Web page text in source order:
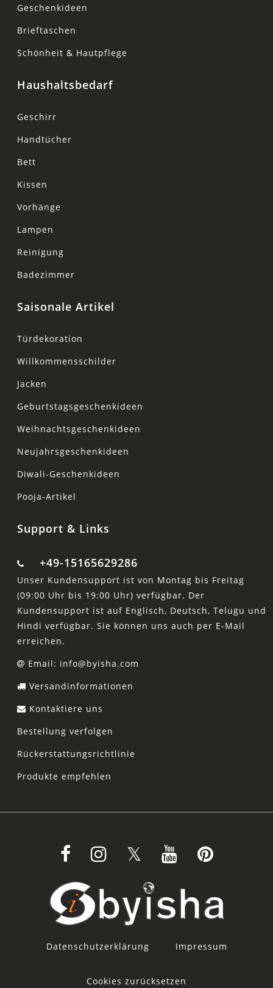
Geschenkideen
Brieftaschen
Schönheit & Hautpflege
Haushaltsbedarf
Geschirr
Handtücher
Bett
Kissen
Vorhänge
Lampen
Reinigung
Badezimmer
Saisonale Artikel
Türdekoration
Willkommensschilder
Jacken
Geburtstagsgeschenkideen
Weihnachtsgeschenkideen
Neujahrsgeschenkideen
Diwali-Geschenkideen
Pooja-Artikel
Support & Links
+49-15165629286
Unser Kundensupport ist von Montag bis Freitag
(09:00 Uhr bis 19:00 Uhr) verfügbar. Der
Kundensupport ist auf Englisch, Deutsch, Telugu und
Hindi verfügbar. Sie können uns auch per E-Mail
erreichen.
Email: info@byisha.com
Versandinformationen
Kontaktiere uns
Bestellung verfolgen
Rückerstattungsrichtlinie
Produkte empfehlen
Datenschutzerklärung Impressum
Cookies zurücksetzen